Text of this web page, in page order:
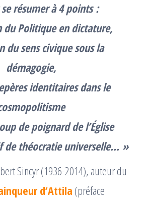
résumer à 4 points :
du Politique en dictature,
du sens civique sous la
démagogie,
identitaires dans le
de poignard de l’Église
de théocratie universelle… »
Sincyr (1936-2014), auteur du
d’Attila (préface